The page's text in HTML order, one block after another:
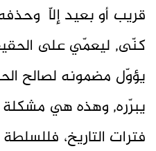
قريب أو بعيد إلاّ
كنّى, ليعمّي على
يؤوّل مضمونه لصالح
يبرّره, وهذه هي مشكلة
فترات التاريخ،